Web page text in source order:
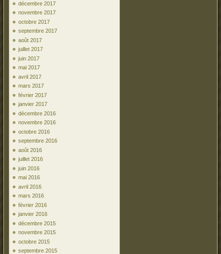
décembre 2017
novembre 2017
octobre 2017
septembre 2017
août 2017
juillet 2017
juin 2017
mai 2017
avril 2017
mars 2017
février 2017
janvier 2017
décembre 2016
novembre 2016
octobre 2016
septembre 2016
août 2016
juillet 2016
juin 2016
mai 2016
avril 2016
mars 2016
février 2016
janvier 2016
décembre 2015
novembre 2015
octobre 2015
septembre 2015